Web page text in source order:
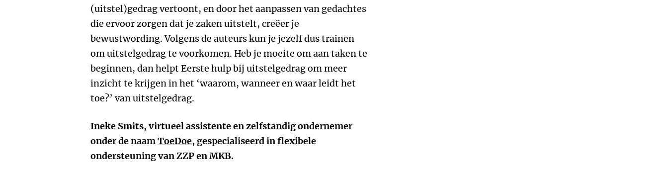
(uitstel)gedrag vertoont, en door het aanpassen van gedachtes
die ervoor zorgen dat je zaken uitstelt, creëer je
bewustwording. Volgens de auteurs kun je jezelf dus trainen
om uitstelgedrag te voorkomen. Heb je moeite om aan taken te
beginnen, dan helpt Eerste hulp bij uitstelgedrag om meer
inzicht te krijgen in het ‘waarom, wanneer en waar leidt het
toe?’ van uitstelgedrag.
Ineke Smits, virtueel assistente en zelfstandig ondernemer
onder de naamToeDoe, gespecialiseerd in flexibele
ondersteuning van ZZP en MKB.